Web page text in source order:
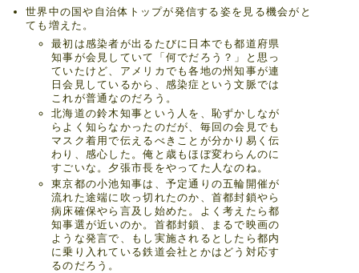
世界中の国や自治体トップが発信する姿を見る機会がと
ても増えた。
最初は感染者が出るたびに日本でも都道府県
知事が会見していて「何でだろう？」と思っ
ていたけど、アメリカでも各地の州知事が連
日会見しているから、感染症という文脈では
これが普通なのだろう。
北海道の鈴木知事という人を、恥ずかしなが
らよく知らなかったのだが、毎回の会見でも
マスク着用で伝えるべきことが分かり易く伝
わり、感心した。俺と歳もほぼ変わらんのに
すごいな。夕張市長をやってた人なのね。
東京都の小池知事は、予定通りの五輪開催が
流れた途端に吹っ切れたのか、首都封鎖やら
病床確保やら言及し始めた。よく考えたら都
知事選が近いのか。首都封鎖、まるで映画の
ような発言で、もし実施されるとしたら都内
に乗り入れている鉄道会社とかはどう対応す
るのだろう。